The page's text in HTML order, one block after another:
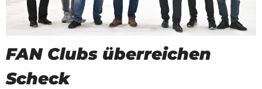
FAN Clubs überreichen
Scheck